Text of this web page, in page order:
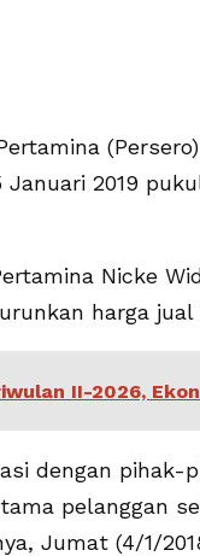
2019
Nicke
harga jual
II-2026,
dengan
pelanggan
Jumat (4/1/